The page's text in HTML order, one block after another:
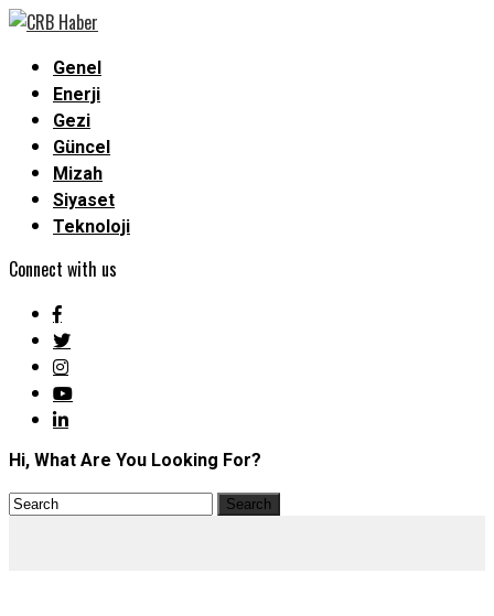
Genel
Enerji
Gezi
Güncel
Mizah
Siyaset
Teknoloji
Connect with us
Hi, What Are You Looking For?